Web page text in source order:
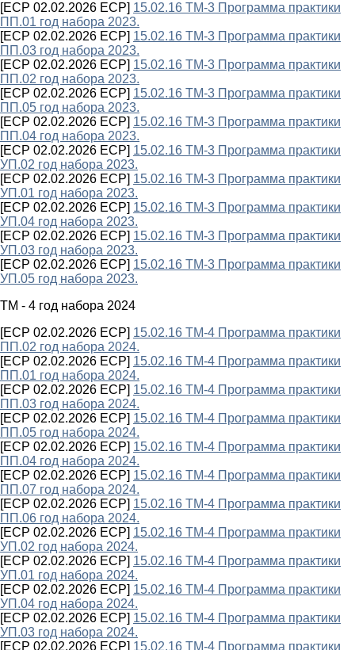
[ECP 02.02.2026 ECP] 15.02.16 ТМ-3 Программа практики
ПП.01 год набора 2023.
[ECP 02.02.2026 ECP] 15.02.16 ТМ-3 Программа практики
ПП.03 год набора 2023.
[ECP 02.02.2026 ECP] 15.02.16 ТМ-3 Программа практики
ПП.02 год набора 2023.
[ECP 02.02.2026 ECP] 15.02.16 ТМ-3 Программа практики
ПП.05 год набора 2023.
[ECP 02.02.2026 ECP] 15.02.16 ТМ-3 Программа практики
ПП.04 год набора 2023.
[ECP 02.02.2026 ECP] 15.02.16 ТМ-3 Программа практики
УП.02 год набора 2023.
[ECP 02.02.2026 ECP] 15.02.16 ТМ-3 Программа практики
УП.01 год набора 2023.
[ECP 02.02.2026 ECP] 15.02.16 ТМ-3 Программа практики
УП.04 год набора 2023.
[ECP 02.02.2026 ECP] 15.02.16 ТМ-3 Программа практики
УП.03 год набора 2023.
[ECP 02.02.2026 ECP] 15.02.16 ТМ-3 Программа практики
УП.05 год набора 2023.
ТМ - 4 год набора 2024
[ECP 02.02.2026 ECP] 15.02.16 ТМ-4 Программа практики
ПП.02 год набора 2024.
[ECP 02.02.2026 ECP] 15.02.16 ТМ-4 Программа практики
ПП.01 год набора 2024.
[ECP 02.02.2026 ECP] 15.02.16 ТМ-4 Программа практики
ПП.03 год набора 2024.
[ECP 02.02.2026 ECP] 15.02.16 ТМ-4 Программа практики
ПП.05 год набора 2024.
[ECP 02.02.2026 ECP] 15.02.16 ТМ-4 Программа практики
ПП.04 год набора 2024.
[ECP 02.02.2026 ECP] 15.02.16 ТМ-4 Программа практики
ПП.07 год набора 2024.
[ECP 02.02.2026 ECP] 15.02.16 ТМ-4 Программа практики
ПП.06 год набора 2024.
[ECP 02.02.2026 ECP] 15.02.16 ТМ-4 Программа практики
УП.02 год набора 2024.
[ECP 02.02.2026 ECP] 15.02.16 ТМ-4 Программа практики
УП.01 год набора 2024.
[ECP 02.02.2026 ECP] 15.02.16 ТМ-4 Программа практики
УП.04 год набора 2024.
[ECP 02.02.2026 ECP] 15.02.16 ТМ-4 Программа практики
УП.03 год набора 2024.
[ECP 02.02.2026 ECP] 15.02.16 ТМ-4 Программа практики